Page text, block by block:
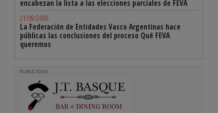
encabezan la lista a las elecciones parciales de FEVA
21/09/2006
La Federación de Entidades Vasco Argentinas hace
públicas las conclusiones del proceso Qué FEVA
queremos
PUBLICIDAD